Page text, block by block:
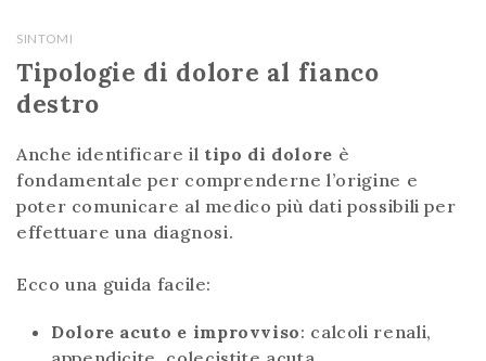
SINTOMI
Tipologie di dolore al fianco
destro
Anche identificare il tipo di dolore è
fondamentale per comprenderne l’origine e
poter comunicare al medico più dati possibili per
effettuare una diagnosi.
Ecco una guida facile:
Dolore acuto e improvviso: calcoli renali,